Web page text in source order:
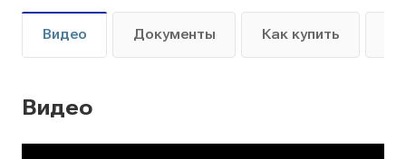
Видео Документы Как купить
Видео